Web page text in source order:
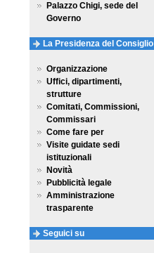
Palazzo Chigi, sede del
Governo
La Presidenza del Consiglio
Organizzazione
Uffici, dipartimenti,
strutture
Comitati, Commissioni,
Commissari
Come fare per
Visite guidate sedi
istituzionali
Novità
Pubblicità legale
Amministrazione
trasparente
Seguici su